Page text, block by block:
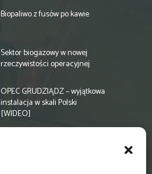
Biopaliwo z fusów po kawie
Sektor biogazowy w nowej
rzeczywistości operacyjnej
OPEC GRUDZIĄDZ – wyjątkowa
instalacja w skali Polski
[WIDEO]